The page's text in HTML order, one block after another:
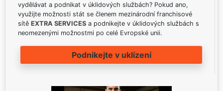
vydělávat a podnikat v úklidových službách? Pokud ano,
využijte možnosti stát se členem mezinárodní franchisové
sítě EXTRA SERVICES a podnikejte v úklidových službách s
neomezenými možnostmi po celé Evropské unii.
Podnikejte v uklízení